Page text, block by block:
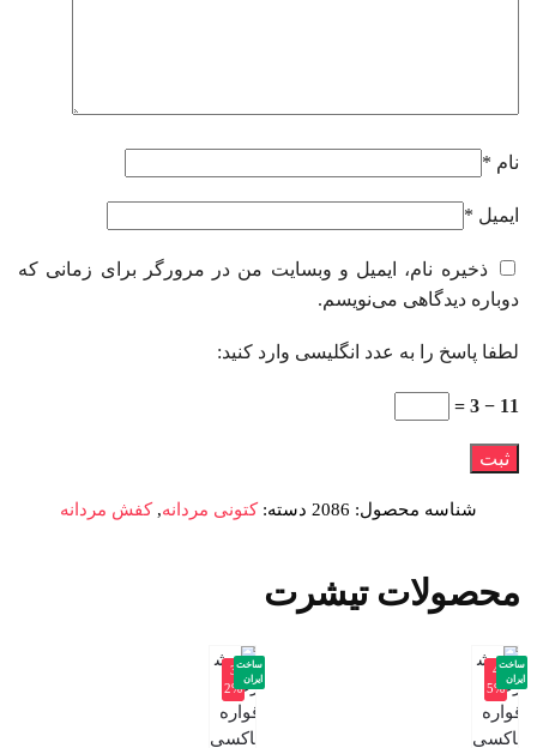
نام *
ایمیل *
ذخیره نام، ایمیل و وبسایت من در مرورگر برای زمانی که
دوباره دیدگاهی می‌نویسم.
لطفا پاسخ را به عدد انگلیسی وارد کنید:
11 − 3 =
شناسه محصول: 2086 دسته:کتونی مردانه,کفش مردانه
محصولات تیشرت
-4
5%
ساخت
ایران
-3
2%
ساخت
ایران